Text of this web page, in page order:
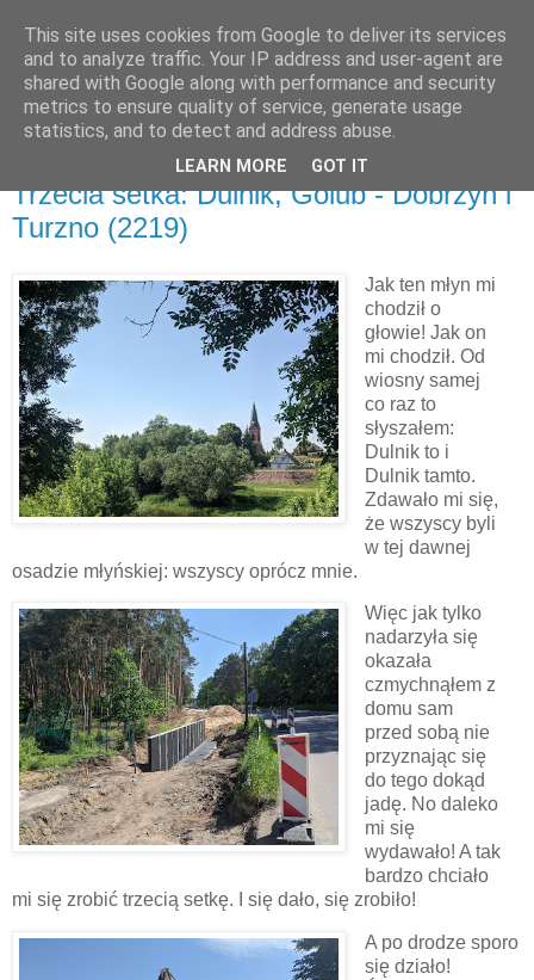
piątek, 25 czerwca 2021
Trzecia setka: Dulnik, Golub - Dobrzyń i
Turzno (2219)
Jak ten młyn mi
chodził o
głowie! Jak on
mi chodził. Od
wiosny samej
co raz to
słyszałem:
Dulnik to i
Dulnik tamto.
Zdawało mi się,
że wszyscy byli
w tej dawnej
osadzie młyńskiej: wszyscy oprócz mnie.
Więc jak tylko
nadarzyła się
okazała
czmychnąłem z
domu sam
przed sobą nie
przyznając się
do tego dokąd
jadę. No daleko
mi się
wydawało! A tak
bardzo chciało
mi się zrobić trzecią setkę. I się dało, się zrobiło!
A po drodze sporo
się działo!
This site uses cookies from Google to deliver its services
and to analyze traffic. Your IP address and user-agent are
shared with Google along with performance and security
metrics to ensure quality of service, generate usage
statistics, and to detect and address abuse.
LEARN MORE GOT IT